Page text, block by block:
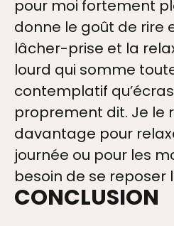
pour moi fortement
donne le goût de rire
lâcher-prise et la
lourd qui somme
contemplatif
proprement dit. Je le
davantage pour
journée ou pour les
besoin de se reposer
CONCLUSION